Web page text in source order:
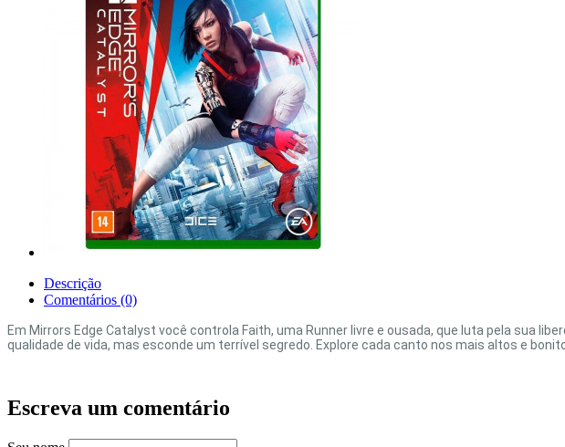
Descrição
Comentários (0)
Em Mirrors Edge Catalyst você controla Faith, uma Runner livre e ousada, que luta pela sua
qualidade de vida, mas esconde um terrível segredo. Explore cada canto nos mais altos e
Escreva um comentário